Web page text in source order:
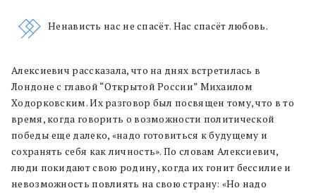
Ненависть нас не спасёт. Нас спасёт любовь.
Алексиевич рассказала, что на днях встретилась в
Лондоне с главой “Открытой России” Михаилом
Ходорковским. Их разговор был посвящен тому, что в то
время, когда говорить о возможности политической
победы еще далеко, «надо готовиться к будущему и
сохранять себя как личность». По словам Алексиевич,
люди покидают свою родину, когда их гонит бессилие и
невозможность повлиять на свою страну: «Но надо